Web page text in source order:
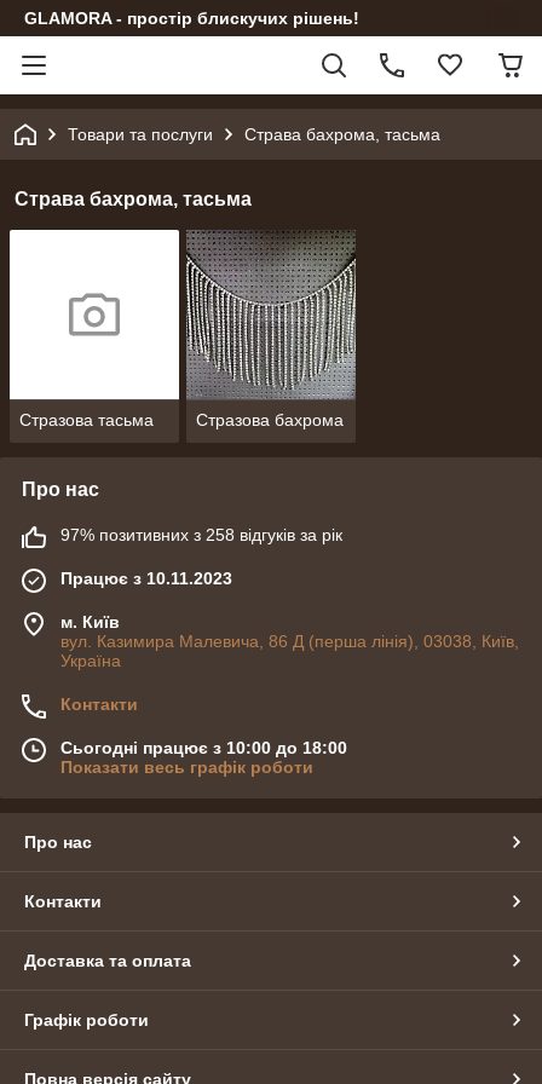
GLAMORA - простір блискучих рішень!
Товари та послуги Страва бахрома, тасьма
Страва бахрома, тасьма
Стразова тасьма Стразова бахрома
Про нас
97% позитивних з 258 відгуків за рік
Працює з 10.11.2023
м. Київ
вул. Казимира Малевича, 86 Д (перша лінія), 03038, Київ,
Україна
Контакти
Сьогодні працює з 10:00 до 18:00
Показати весь графік роботи
Про нас
Контакти
Доставка та оплата
Графік роботи
Повна версія сайту